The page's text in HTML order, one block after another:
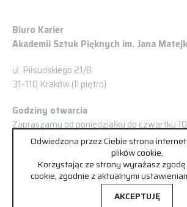
Biuro Karier
Akademii Sztuk Pięknych im. Jana
ul. Piłsudskiego 21/8
31-110 Kraków (II piętro)
Godziny otwarcia
Zapraszamy od poniedziałku do czwartku
Prosimy o wcześniejsze umówienie
Tel/fax.: +48 504 929 074
kariery@asp.krakow.pl
Odwiedzona przez Ciebie strona
plików cookie.
Korzystając ze strony wyrażasz
cookie, zgodnie z aktualnymi
AKCEPTUJĘ